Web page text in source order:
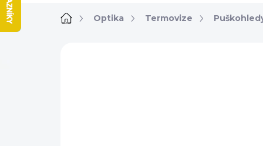
DomůOptika Termovize